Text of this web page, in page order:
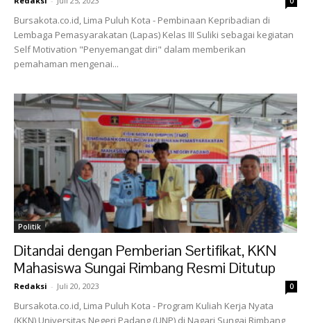
Bursakota.co.id, Lima Puluh Kota - Pembinaan Kepribadian di
Lembaga Pemasyarakatan (Lapas) Kelas III Suliki sebagai kegiatan
Self Motivation "Penyemangat diri" dalam memberikan
pemahaman mengenai...
Politik
Ditandai dengan Pemberian Sertifikat, KKN
Mahasiswa Sungai Rimbang Resmi Ditutup
Redaksi - Juli 20, 2023 0
Bursakota.co.id, Lima Puluh Kota - Program Kuliah Kerja Nyata
(KKN) Universitas Negeri Padang (UNP) di Nagari Sungai Rimbang